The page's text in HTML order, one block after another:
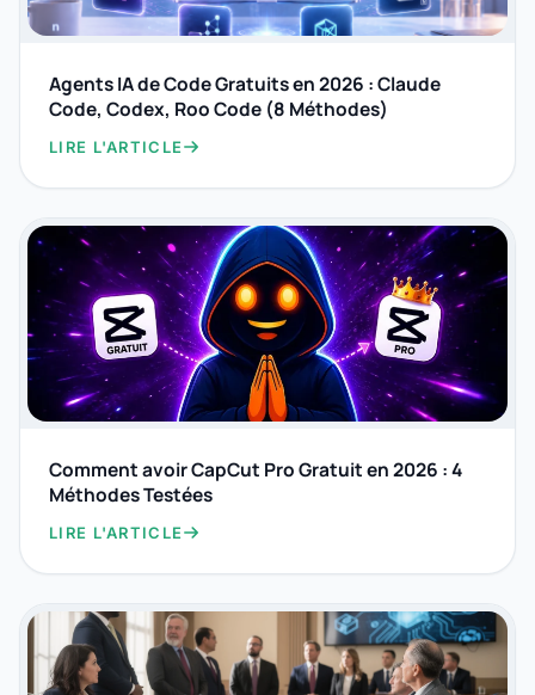
Agents IA de Code Gratuits en 2026 : Claude
Code, Codex, Roo Code (8 Méthodes)
LIRE L'ARTICLE
Comment avoir CapCut Pro Gratuit en 2026 : 4
Méthodes Testées
LIRE L'ARTICLE